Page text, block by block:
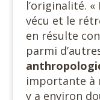
l’originalité.
vécu et le
en résulte
parmi
importante à
y a environ